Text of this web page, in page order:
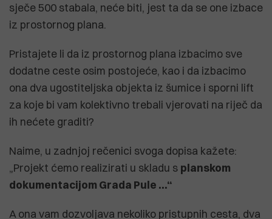
sječe 500 stabala, neće biti, jest ta da se one izbace
iz prostornog plana.
Pristajete li da iz prostornog plana izbacimo sve
dodatne ceste osim postojeće, kao i da izbacimo
ona dva ugostiteljska objekta iz šumice i sporni lift
za koje bi vam kolektivno trebali vjerovati na riječ da
ih nećete graditi?
Naime, u zadnjoj rečenici svoga dopisa kažete:
„Projekt ćemo realizirati u skladu s planskom
dokumentacijom Grada Pule ...“
A ona vam dozvoljava nekoliko pristupnih cesta, dva